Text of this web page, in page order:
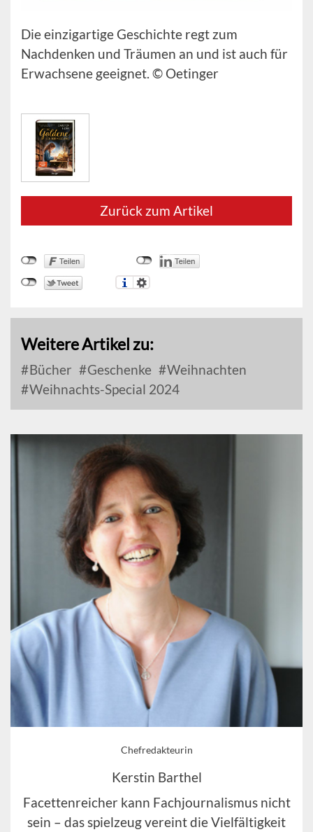
Die einzigartige Geschichte regt zum
Nachdenken und Träumen an und ist auch für
Erwachsene geeignet. © Oetinger
Zurück zum Artikel
Weitere Artikel zu:
Bücher Geschenke
Weihnachten
Weihnachts-Special 2024
Chefredakteurin
Kerstin Barthel
Facettenreicher kann Fachjournalismus nicht
sein – das spielzeug vereint die Vielfältigkeit